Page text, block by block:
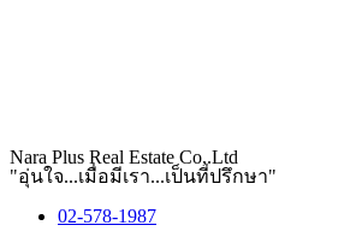
Nara Plus Real Estate Co,.Ltd
"อุ่นใจ...เมื่อมีเรา...เป็นที่ปรึกษา"
02-578-1987